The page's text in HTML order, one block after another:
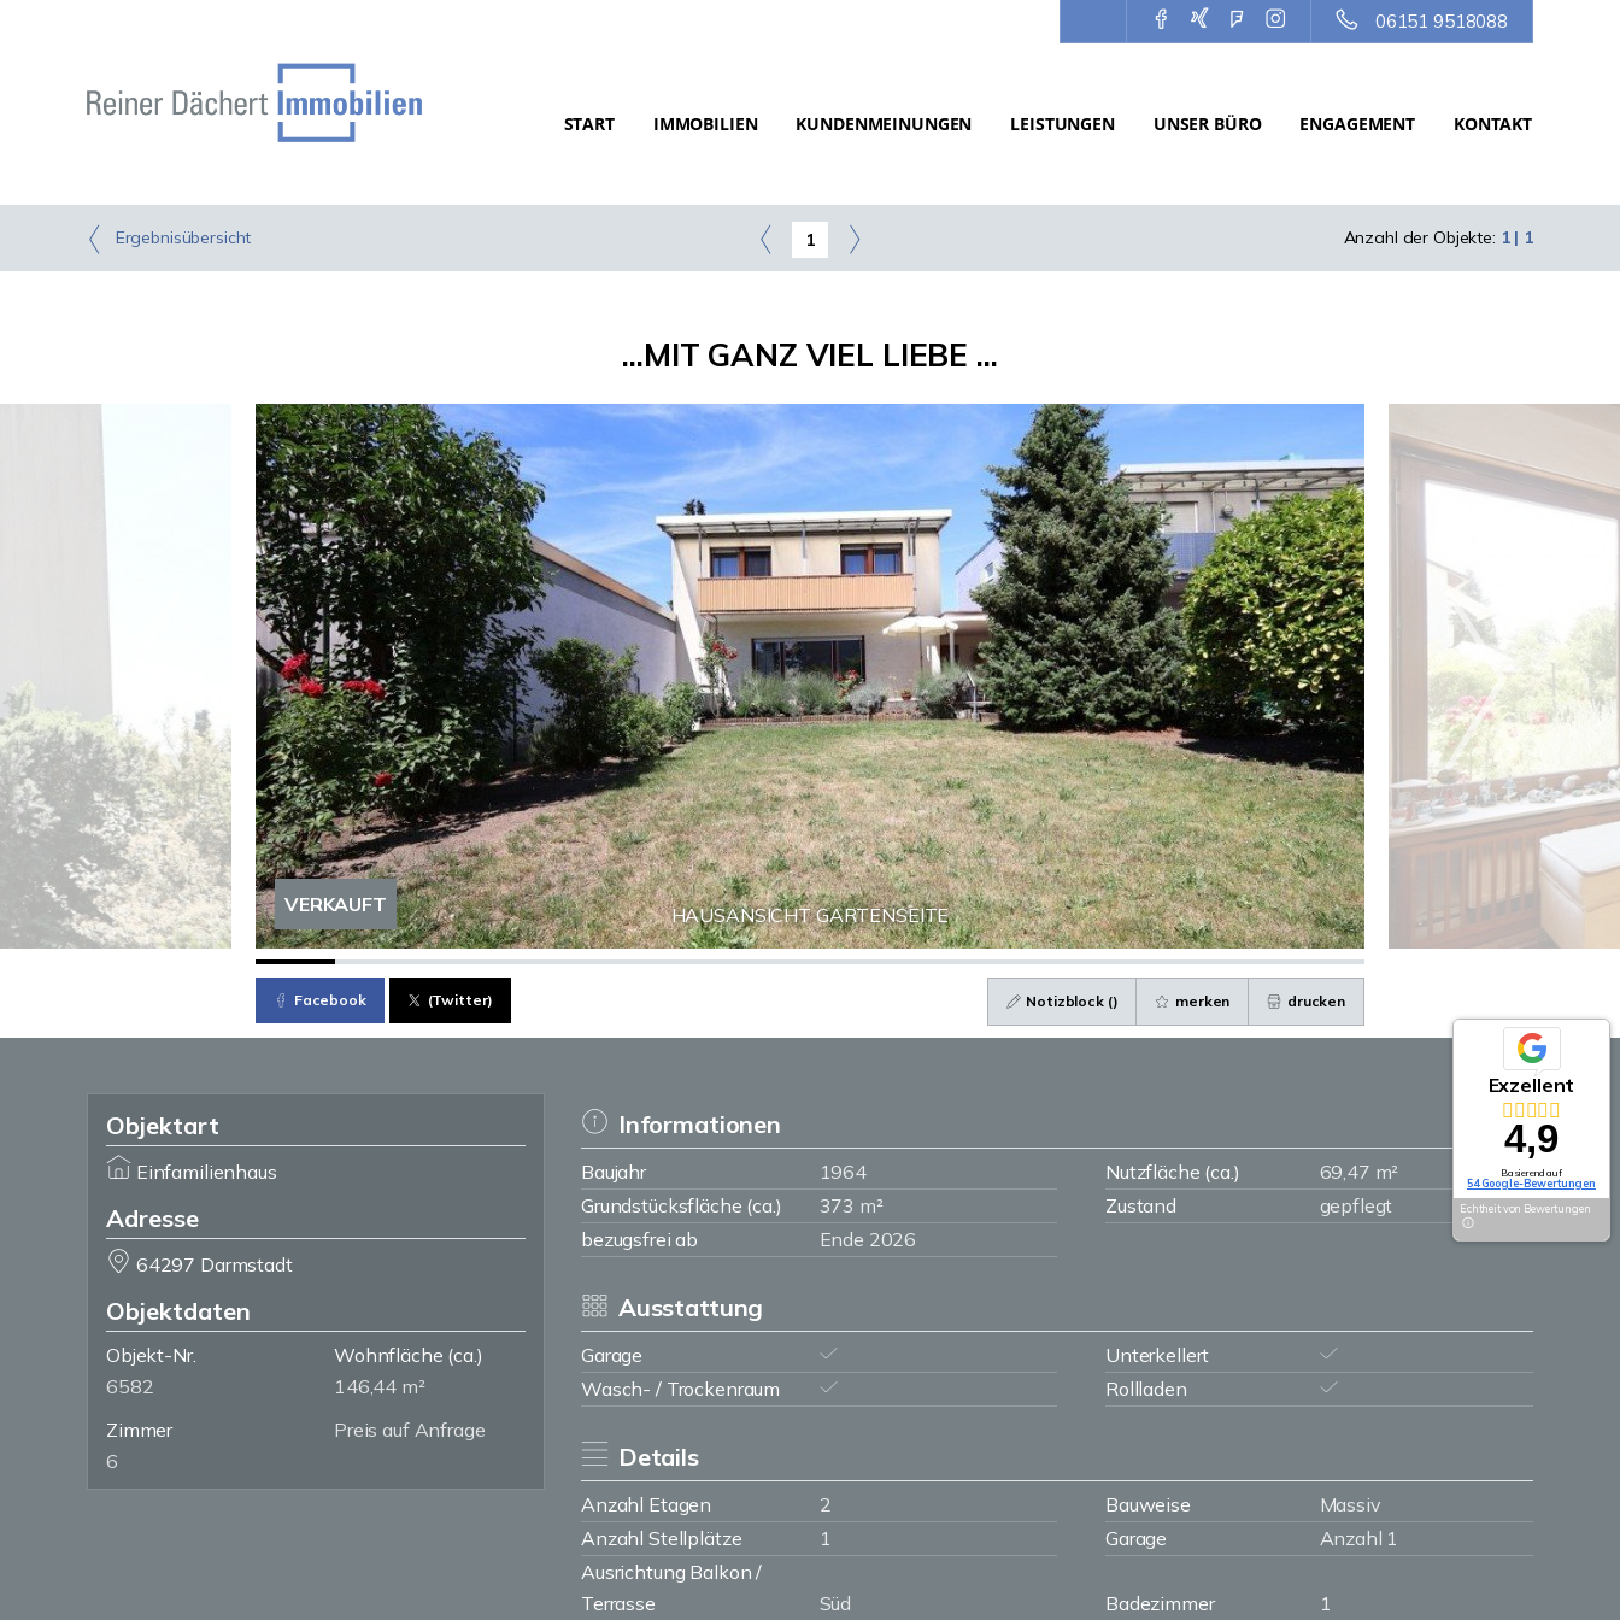
06151 9518088
START IMMOBILIEN KUNDENMEINUNGEN LEISTUNGEN UNSER BÜRO ENGAGEMENT KONTAKT
Ergebnisübersicht 1 Anzahl der Objekte: 1 | 1
...MIT GANZ VIEL LIEBE ...
HAUSANSICHT GARTENSEITE
VERKAUFT
Facebook (Twitter) Notizblock () merken drucken
Objektart
Einfamilienhaus
Adresse
64297 Darmstadt
Objektdaten
Objekt-Nr.
6582
Wohnfläche (ca.)
146,44 m²
Zimmer
6
Preis auf Anfrage
Informationen
Baujahr 1964 Nutzfläche (ca.)
69,47 m²
Grundstücksfläche (ca.)
373 m² Zustand
gepflegt
bezugsfrei ab
Ende 2026
Ausstattung
Garage
Unterkellert
Wasch- / Trockenraum
Rollladen
Details
Anzahl Etagen 2 Bauweise
Massiv
Anzahl Stellplätze
1 Garage
Anzahl 1
Ausrichtung Balkon /
Terrasse
Süd Badezimmer
1
Exzellent
4,9
Basierend auf
54 Google-Bewertungen
Echtheit von Bewertungen